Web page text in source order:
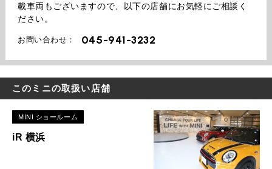
載車両もございますので、以下の店舗にお気軽にご相談く
ださい。
お問い合わせ： 045-941-3232
このミニの取扱い店舗
MINI ショールーム
iR 横浜